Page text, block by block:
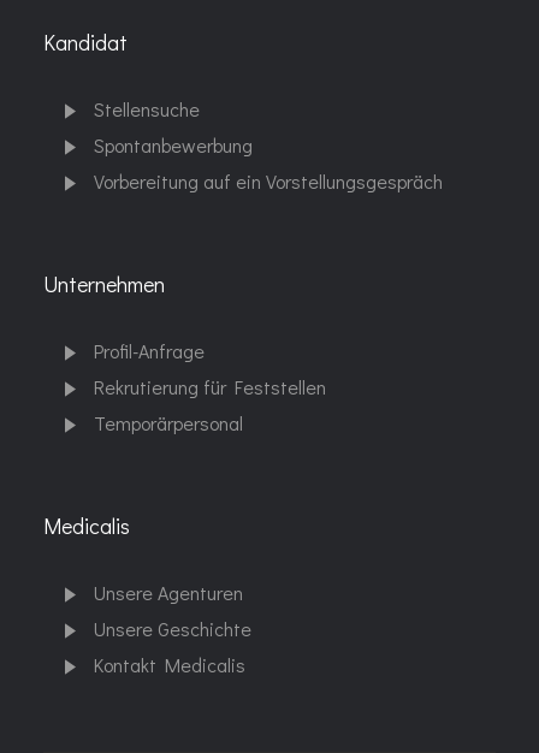
Kandidat
Stellensuche
Spontanbewerbung
Vorbereitung auf ein Vorstellungsgespräch
Unternehmen
Profil-Anfrage
Rekrutierung für Feststellen
Temporärpersonal
Medicalis
Unsere Agenturen
Unsere Geschichte
Kontakt Medicalis